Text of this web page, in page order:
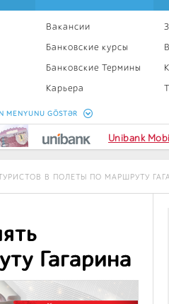
Вакансии
Банковские курсы
Банковские Термины
Карьера
Профессиональное
развитие
MENYUNU GÖSTƏR
Unibank
В ПОЛЕТЫ ПО МАРШРУТУ
Гагарина